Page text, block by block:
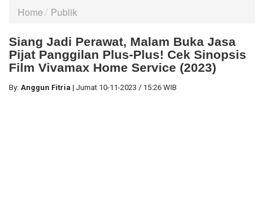
Home Publik
Siang Jadi Perawat, Malam Buka Jasa
Pijat Panggilan Plus-Plus! Cek Sinopsis
Film Vivamax Home Service (2023)
By: Anggun Fitria | Jumat 10-11-2023 / 15:26 WIB